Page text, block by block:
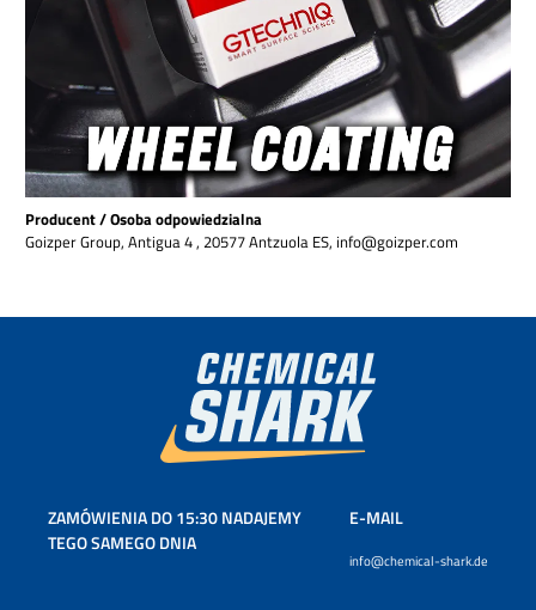
Producent / Osoba odpowiedzialna
Goizper Group, Antigua 4 , 20577 Antzuola ES, info@goizper.com
ZAMÓWIENIA DO 15:30 NADAJEMY
TEGO SAMEGO DNIA
E-MAIL
info@chemical-shark.de